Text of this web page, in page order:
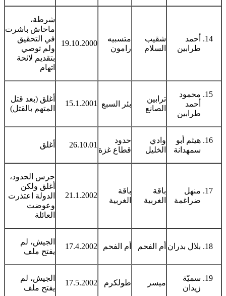
أحمد
طرابين
شقيب
السلام
متسبيه
رامون
19.10.2000
شرطة،
ماحاش باشرت
في التحقيق
ولم توصي
بتقديم لائحة
اتهام
محمود
أحمد
طرابين
ترابين
الصانع
بئر السبع 15.1.2001
أغلق (بعد قتل
المتهم بالقتل)
هيثم أبو
سمهدانة
وادي
الخليل
حدود
قطاع غزة
26.10.01 أغلق
منهل
ضراغمة
باقة
الغربية
باقة
الغربية
21.1.2002
حرس الحدود،
أغلق ولكن
الدولة اعتذرت
وعوضت
العائلة
بلال بدران أم الفحم أم الفحم 17.4.2002
الجيش، لم
يفتح ملف
سميّة
زيدان
ميسر طولكرم 17.5.2002
الجيش، لم
يفتح ملف